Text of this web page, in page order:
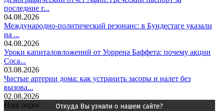
последние г...
04.08.2026
Международно-политический резонанс: в Бундестаге указали
на ...
04.08.2026
Уроки капиталовложений от Уоррена Баффета: почему акции
Coca...
03.08.2026
Чистые артерии дома: как устранить засоры и налет без
вызова...
02.08.2026
Наш опрос
Откуда Вы узнали о нашем сайте?